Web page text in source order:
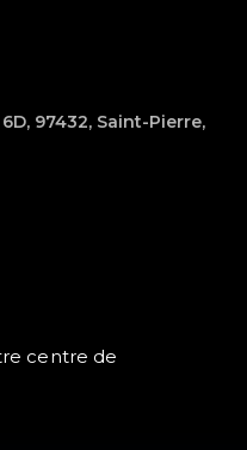
97432, Saint-Pierre,
centre de